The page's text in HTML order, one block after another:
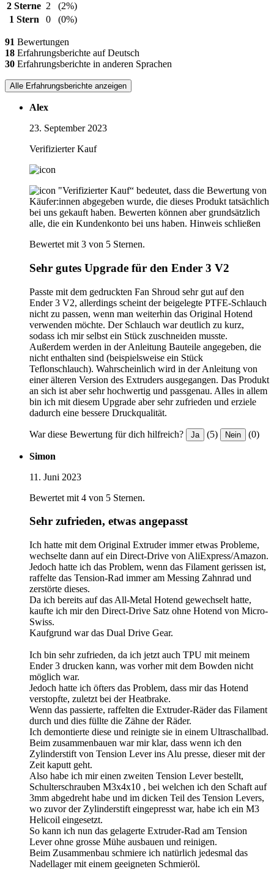
2 Sterne 2
(2%)
1 Stern
0 (0%)
91 Bewertungen
18 Erfahrungsberichte auf Deutsch
30 Erfahrungsberichte in anderen Sprachen
Alle Erfahrungsberichte anzeigen
Alex
23. September 2023
Verifizierter Kauf
"Verifizierter Kauf“ bedeutet, dass die Bewertung von
Käufer:innen abgegeben wurde, die dieses Produkt tatsächlich
bei uns gekauft haben. Bewerten können aber grundsätzlich
alle, die ein Kundenkonto bei uns haben. Hinweis schließen
Bewertet mit 3 von 5 Sternen.
Sehr gutes Upgrade für den Ender 3 V2
Passte mit dem gedruckten Fan Shroud sehr gut auf den
Ender 3 V2, allerdings scheint der beigelegte PTFE-Schlauch
nicht zu passen, wenn man weiterhin das Original Hotend
verwenden möchte. Der Schlauch war deutlich zu kurz,
sodass ich mir selbst ein Stück zuschneiden musste.
Außerdem werden in der Anleitung Bauteile angegeben, die
nicht enthalten sind (beispielsweise ein Stück
Teflonschlauch). Wahrscheinlich wird in der Anleitung von
einer älteren Version des Extruders ausgegangen. Das Produkt
an sich ist aber sehr hochwertig und passgenau. Alles in allem
bin ich mit diesem Upgrade aber sehr zufrieden und erziele
dadurch eine bessere Druckqualität.
War diese Bewertung für dich hilfreich? Ja (5) Nein (0)
Simon
11. Juni 2023
Bewertet mit 4 von 5 Sternen.
Sehr zufrieden, etwas angepasst
Ich hatte mit dem Original Extruder immer etwas Probleme,
wechselte dann auf ein Direct-Drive von AliExpress/Amazon.
Jedoch hatte ich das Problem, wenn das Filament gerissen ist,
raffelte das Tension-Rad immer am Messing Zahnrad und
zerstörte dieses.
Da ich bereits auf das All-Metal Hotend gewechselt hatte,
kaufte ich mir den Direct-Drive Satz ohne Hotend von Micro-
Swiss.
Kaufgrund war das Dual Drive Gear.
Ich bin sehr zufrieden, da ich jetzt auch TPU mit meinem
Ender 3 drucken kann, was vorher mit dem Bowden nicht
möglich war.
Jedoch hatte ich öfters das Problem, dass mir das Hotend
verstopfte, zuletzt bei der Heatbrake.
Wenn das passierte, raffelten die Extruder-Räder das Filament
durch und dies füllte die Zähne der Räder.
Ich demontierte diese und reinigte sie in einem Ultraschallbad.
Beim zusammenbauen war mir klar, dass wenn ich den
Zylinderstift von Tension Lever ins Alu presse, dieser mit der
Zeit kaputt geht.
Also habe ich mir einen zweiten Tension Lever bestellt,
Schulterschrauben M3x4x10 , bei welchen ich den Schaft auf
3mm abgedreht habe und im dicken Teil des Tension Levers,
wo zuvor der Zylinderstift eingepresst war, habe ich ein M3
Helicoil eingesetzt.
So kann ich nun das gelagerte Extruder-Rad am Tension
Lever ohne grosse Mühe ausbauen und reinigen.
Beim Zusammenbau schmiere ich natürlich jedesmal das
Nadellager mit einem geeigneten Schmieröl.